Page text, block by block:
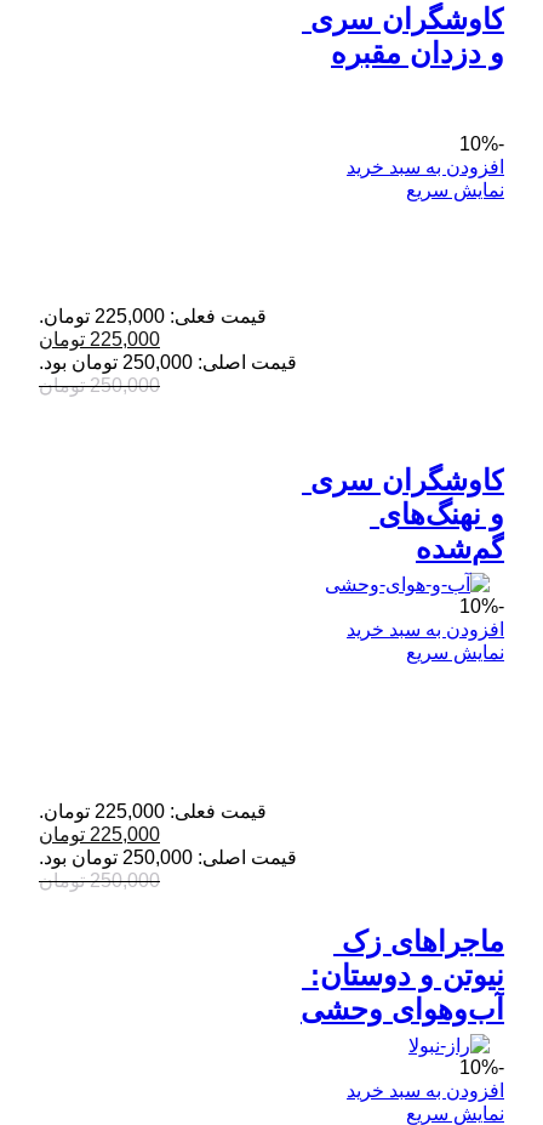
و دزدان مقبره
250,000 تومان
قیمت اصلی: 250,000 تومان بود.
225,000 تومان
قیمت فعلی: 225,000 تومان.
-10%
افزودن به سبد خرید
نمایش سریع
گم‌شده
250,000 تومان
قیمت اصلی: 250,000 تومان بود.
225,000 تومان
قیمت فعلی: 225,000 تومان.
-10%
افزودن به سبد خرید
نمایش سریع
آب‌وهوای وحشی
-10%
افزودن به سبد خرید
نمایش سریع